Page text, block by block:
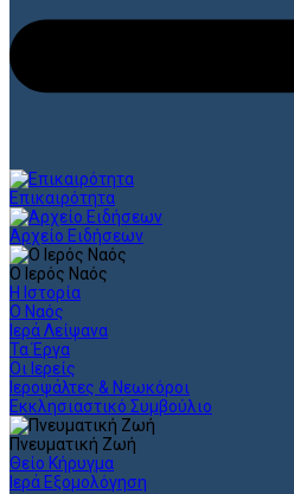
Επικαιρότητα
Αρχείο Ειδήσεων
Ο Ιερός Ναός
Η Ιστορία
Ο Ναός
Ιερά Λείψανα
Τα Έργα
Οι Ιερείς
Ιεροψάλτες & Νεωκόροι
Εκκλησιαστικό Συμβούλιο
Πνευματική Ζωή
Θείο Κήρυγμα
Ιερά Εξομολόγηση